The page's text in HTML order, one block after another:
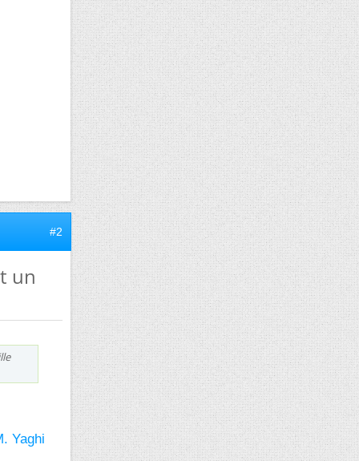
#2
un
Yaghi